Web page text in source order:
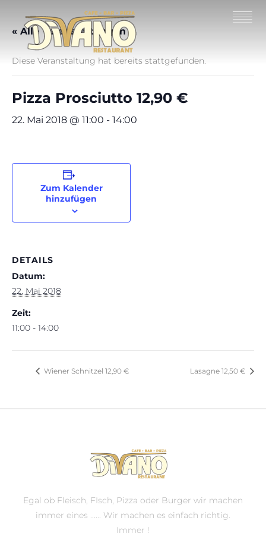
« Alle Veranstaltungen
Diese Veranstaltung hat bereits stattgefunden.
Pizza Prosciutto 12,90 €
22. Mai 2018 @ 11:00 - 14:00
Zum Kalender
hinzufügen
DETAILS
Datum:
22. Mai 2018
Zeit:
11:00 - 14:00
Wiener Schnitzel 12,90 € Lasagne 12,50 €
Egal ob Fleisch, FIsch, Pizza oder Burger wir machen
immer eines ...... Wir machen es einfach richtig.
Immer !